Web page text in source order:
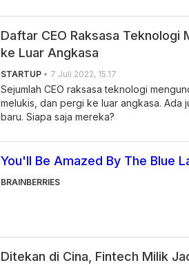
Daftar CEO Raksasa Teknologi
ke Luar Angkasa
STARTUP • 7 Juli 2022, 15.17
Sejumlah CEO raksasa teknologi
melukis, dan pergi ke luar angkasa. Ada
baru. Siapa saja mereka?
You'll Be Amazed By The Blue
BRAINBERRIES
Ditekan di Cina, Fintech Milik